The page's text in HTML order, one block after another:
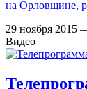
на Орловщине,
29 ноября 2015
Видео